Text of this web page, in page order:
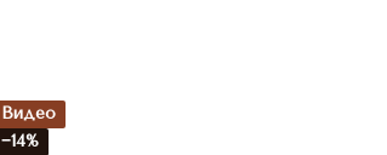
Видео
−14%